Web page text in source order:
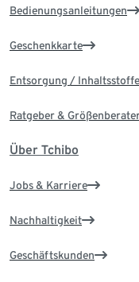
Bedienungsanleitungen
Geschenkkarte
Entsorgung / Inhaltsstoffe
Ratgeber &
Über Tchibo
Jobs & Karriere
Nachhaltigkeit
Geschäftskunden